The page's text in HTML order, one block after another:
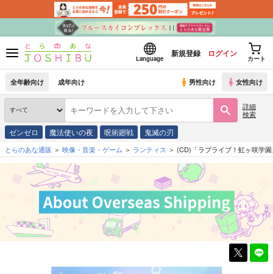
Language
新規登録 ログイン
カート
全年齢向け 成年向け 男性向け 女性向け
詳細
検索
ゼンゼロ 魔法使いの夜 呪術廻戦 鬼滅の刃
とらのあな通販 映像・音楽・ゲーム ランティス (CD)「ラブライブ！虹ヶ咲学